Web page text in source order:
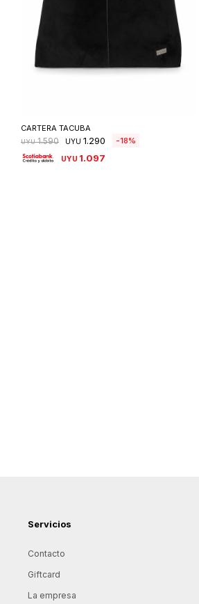
CARTERA TACUBA
UYU 1.590 UYU 1.290 18
UYU 1.097
Servicios
Contacto
Giftcard
La empresa